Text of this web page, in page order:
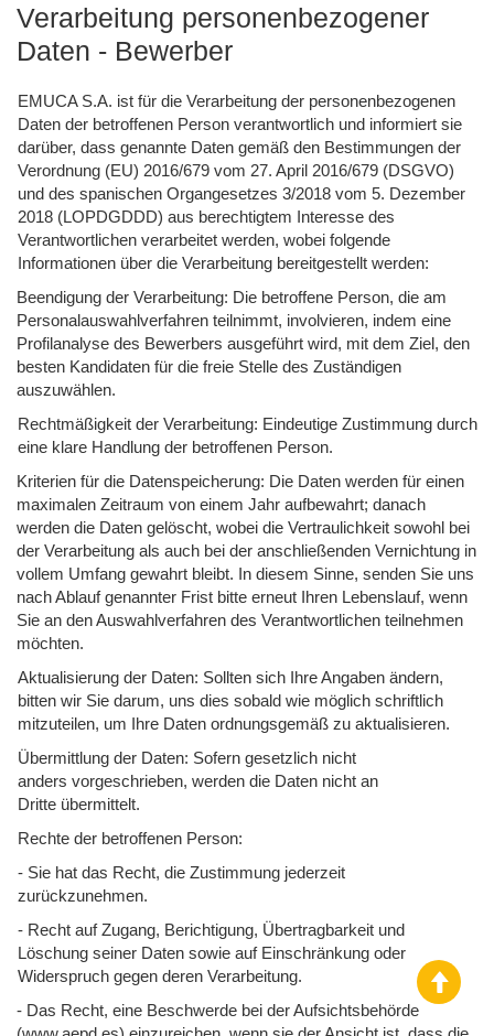
Verarbeitung personenbezogener
Daten - Bewerber
EMUCA S.A. ist für die Verarbeitung der personenbezogenen
Daten der betroffenen Person verantwortlich und informiert sie
darüber, dass genannte Daten gemäß den Bestimmungen der
Verordnung (EU) 2016/679 vom 27. April 2016/679 (DSGVO)
und des spanischen Organgesetzes 3/2018 vom 5. Dezember
2018 (LOPDGDDD) aus berechtigtem Interesse des
Verantwortlichen verarbeitet werden, wobei folgende
Informationen über die Verarbeitung bereitgestellt werden:
Beendigung der Verarbeitung: Die betroffene Person, die am
Personalauswahlverfahren teilnimmt, involvieren, indem eine
Profilanalyse des Bewerbers ausgeführt wird, mit dem Ziel, den
besten Kandidaten für die freie Stelle des Zuständigen
auszuwählen.
Rechtmäßigkeit der Verarbeitung: Eindeutige Zustimmung durch
eine klare Handlung der betroffenen Person.
Kriterien für die Datenspeicherung: Die Daten werden für einen
maximalen Zeitraum von einem Jahr aufbewahrt; danach
werden die Daten gelöscht, wobei die Vertraulichkeit sowohl bei
der Verarbeitung als auch bei der anschließenden Vernichtung in
vollem Umfang gewahrt bleibt. In diesem Sinne, senden Sie uns
nach Ablauf genannter Frist bitte erneut Ihren Lebenslauf, wenn
Sie an den Auswahlverfahren des Verantwortlichen teilnehmen
möchten.
Aktualisierung der Daten: Sollten sich Ihre Angaben ändern,
bitten wir Sie darum, uns dies sobald wie möglich schriftlich
mitzuteilen, um Ihre Daten ordnungsgemäß zu aktualisieren.
Übermittlung der Daten: Sofern gesetzlich nicht
anders vorgeschrieben, werden die Daten nicht an
Dritte übermittelt.
Rechte der betroffenen Person:
- Sie hat das Recht, die Zustimmung jederzeit
zurückzunehmen.
- Recht auf Zugang, Berichtigung, Übertragbarkeit und
Löschung seiner Daten sowie auf Einschränkung oder
Widerspruch gegen deren Verarbeitung.
- Das Recht, eine Beschwerde bei der Aufsichtsbehörde